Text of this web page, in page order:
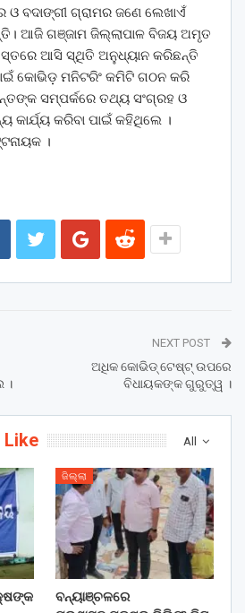
ଓ ବଦାଙ୍ଗୀ ଗ୍ରାମର ଜଣେ ଲେଖାଏଁ
ଆଜି ଗଞ୍ଜାମ ଜିଲ୍ଲାପାଳ ବିଜୟ ଅମୃତ
ଆସି ସ୍ଥିତି ଅନୁଧ୍ୟାନ କରିଛନ୍ତି
କୋଭିଡ଼ ମନିଟରିଂ କମିଟି ଗଠନ କରି
ସମ୍ପର୍କରେ ତଥ୍ୟ ସଂଗ୍ରହ ଓ
କାର୍ଯ୍ୟ କରିବା ପାଇଁ କହିଥିଲେ ।
।
।
NEXT POST
ଅଧିକ କୋଭିଡ୍ ଟେଷ୍ଟ୍ ଉପରେ
ବିଧାୟକଙ୍କ ଗୁରୁତ୍ୱ ।
All
Like
ଜିଲ୍ଲା
ବନ୍ୟାଞ୍ଚଳରେ